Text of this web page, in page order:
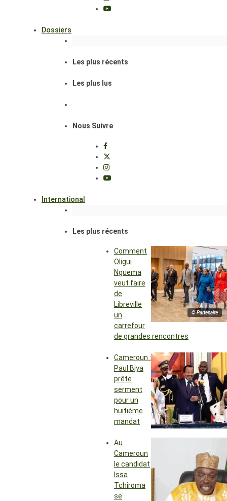
Dossiers
Les plus récents
Les plus lus
Nous Suivre
International
Les plus récents
© Partenaire
Comment
Oligui
Nguema
veut faire
de
Libreville
un
carrefour
de grandes rencontres
Cameroun :
Paul Biya
prête
serment
pour un
huitième
mandat
Au
Cameroun
le candidat
Issa
Tchiroma
se